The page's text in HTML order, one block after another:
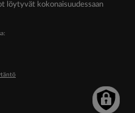
löytyvät kokonaisuudessaan